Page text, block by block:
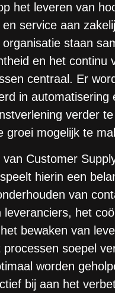
het leveren van
service aan
staan
en het continu
centraal. Er
in automatisering
verder
groei mogelijk te
van Customer
hierin een
van
leveranciers, het
bewaken van
soepel
worden
bij aan het